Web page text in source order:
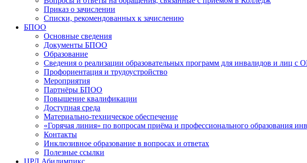
Приказ о зачислении
Списки, рекомендованных к зачислению
БПОО
Основные сведения
Документы БПОО
Образование
Сведения о реализации образовательных программ для инвалидов и лиц
Профориентация и трудоустройство
Мероприятия
Партнёры БПОО
Повышение квалификации
Доступная среда
Материально-техническое обеспечение
«Горячая линия» по вопросам приёма и профессионального образования
Контакты
Инклюзивное образование в вопросах и ответах
Полезные ссылки
ЦРД Абилимпикс